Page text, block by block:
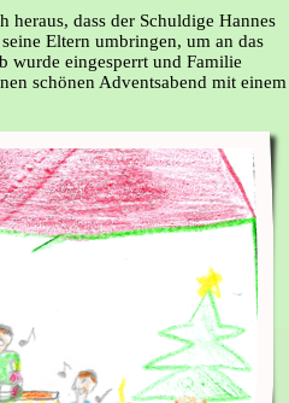
heraus, dass der Schuldige Hannes
Eltern umbringen, um an das
wurde eingesperrt und Familie
schönen Adventsabend mit einem